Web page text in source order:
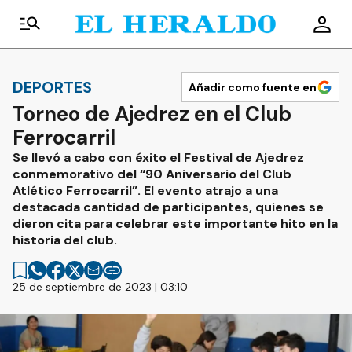
DEPORTES Añadir como fuente en
Torneo de Ajedrez en el Club
Ferrocarril
Se llevó a cabo con éxito el Festival de Ajedrez
conmemorativo del “90 Aniversario del Club
Atlético Ferrocarril”. El evento atrajo a una
destacada cantidad de participantes, quienes se
dieron cita para celebrar este importante hito en la
historia del club.
25 de septiembre de 2023 | 03:10